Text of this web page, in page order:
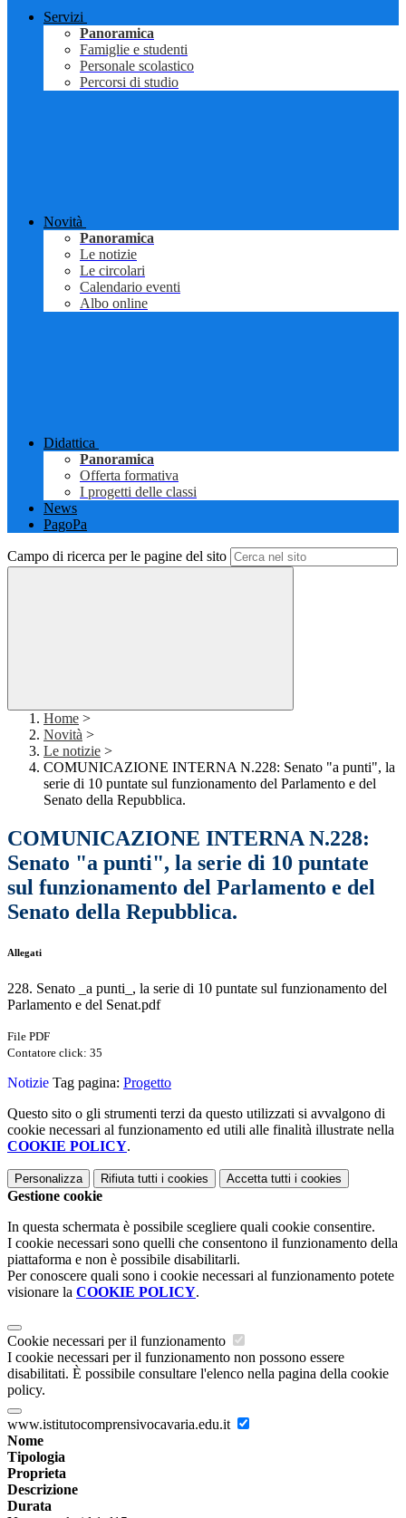
Servizi
Panoramica
Famiglie e studenti
Personale scolastico
Percorsi di studio
Novità
Panoramica
Le notizie
Le circolari
Calendario eventi
Albo online
Didattica
Panoramica
Offerta formativa
I progetti delle classi
News
PagoPa
Campo di ricerca per le pagine del sito
Home >
Novità >
Le notizie >
COMUNICAZIONE INTERNA N.228: Senato "a punti", la
serie di 10 puntate sul funzionamento del Parlamento e del
Senato della Repubblica.
COMUNICAZIONE INTERNA N.228:
Senato "a punti", la serie di 10 puntate
sul funzionamento del Parlamento e del
Senato della Repubblica.
Allegati
228. Senato _a punti_, la serie di 10 puntate sul funzionamento del
Parlamento e del Senat.pdf
File PDF
Contatore click: 35
Notizie Tag pagina: Progetto
Questo sito o gli strumenti terzi da questo utilizzati si avvalgono di
cookie necessari al funzionamento ed utili alle finalità illustrate nella
COOKIE POLICY.
Personalizza Rifiuta tutti i cookies Accetta tutti i cookies
Gestione cookie
In questa schermata è possibile scegliere quali cookie consentire.
I cookie necessari sono quelli che consentono il funzionamento della
piattaforma e non è possibile disabilitarli.
Per conoscere quali sono i cookie necessari al funzionamento potete
visionare la COOKIE POLICY.
Cookie necessari per il funzionamento
I cookie necessari per il funzionamento non possono essere
disabilitati. È possibile consultare l'elenco nella pagina della cookie
policy.
www.istitutocomprensivocavaria.edu.it
Nome
Tipologia
Proprieta
Descrizione
Durata